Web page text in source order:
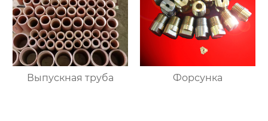
Выпускная труба Форсунка